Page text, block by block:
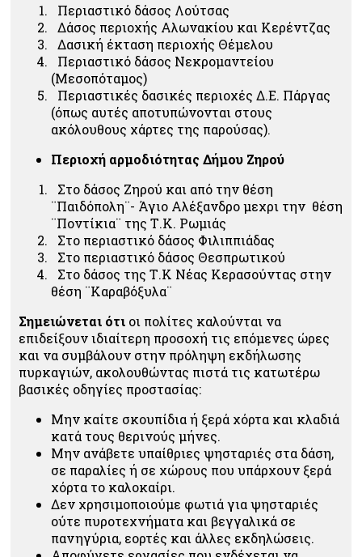
Περιαστικό δάσος Λούτσας
Δάσος περιοχής Αλωνακίου και Κερέντζας
Δασική έκταση περιοχής Θέμελου
Περιαστικό δάσος Νεκρομαντείου
(Μεσοπόταμος)
Περιαστικές δασικές περιοχές Δ.Ε. Πάργας
(όπως αυτές αποτυπώνονται στους
ακόλουθους χάρτες της παρούσας).
Περιοχή αρμοδιότητας Δήμου Ζηρού
Στο δάσος Ζηρού και από την θέση
¨Παιδόπολη¨- Άγιο Αλέξανδρο μεχρι την θέση
¨Ποντίκια¨ της Τ.Κ. Ρωμιάς
Στο περιαστικό δάσος Φιλιππιάδας
Στο περιαστικό δάσος Θεσπρωτικού
Στο δάσος της Τ.Κ Νέας Κερασούντας στην
θέση ¨Καραβόξυλα¨
Σημειώνεται ότι οι πολίτες καλούνται να
επιδείξουν ιδιαίτερη προσοχή τις επόμενες ώρες
και να συμβάλουν στην πρόληψη εκδήλωσης
πυρκαγιών, ακολουθώντας πιστά τις κατωτέρω
βασικές οδηγίες προστασίας:
Μην καίτε σκουπίδια ή ξερά χόρτα και κλαδιά
κατά τους θερινούς μήνες.
Μην ανάβετε υπαίθριες ψησταριές στα δάση,
σε παραλίες ή σε χώρους που υπάρχουν ξερά
χόρτα το καλοκαίρι.
Δεν χρησιμοποιούμε φωτιά για ψησταριές
ούτε πυροτεχνήματα και βεγγαλικά σε
πανηγύρια, εορτές και άλλες εκδηλώσεις.